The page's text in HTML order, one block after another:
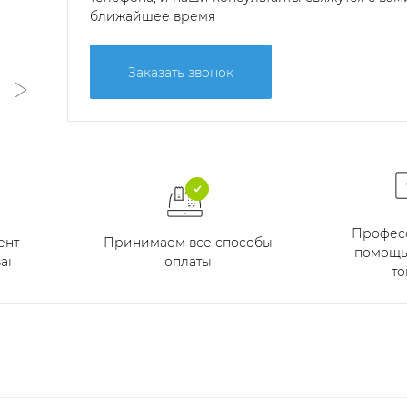
ближайшее время
Заказать звонок
Принимаем все способы
оплаты